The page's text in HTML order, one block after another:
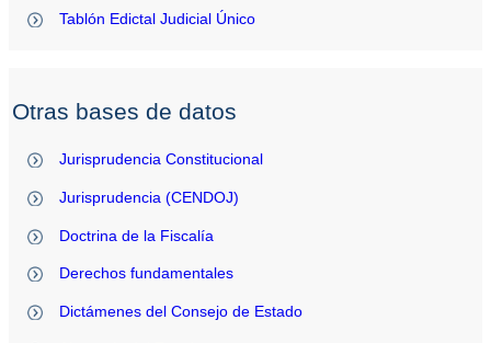
Tablón Edictal Judicial Único
Otras bases de datos
Jurisprudencia Constitucional
Jurisprudencia (CENDOJ)
Doctrina de la Fiscalía
Derechos fundamentales
Dictámenes del Consejo de Estado